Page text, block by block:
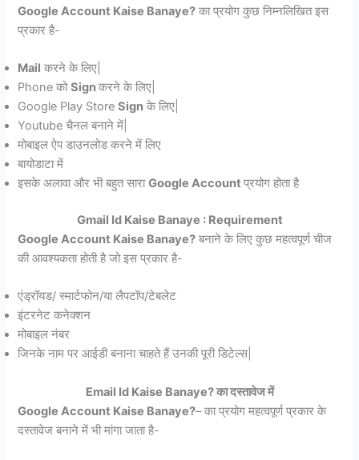
Google Account Kaise Banaye? का प्रयोग कुछ निम्नलिखित इस
प्रकार है-
Mail करने के लिए|
Phone कोSignकरने के लिए|
Google Play StoreSign के लिए|
Youtube चैनल बनाने में|
मोबाइल ऐप डाउनलोड करने में लिए
बायोडाटा में
इसके अलावा और भी बहुत साराGoogle Accountप्रयोग होता है
Gmail Id Kaise Banaye : Requirement
Google Account Kaise Banaye? बनाने के लिए कुछ महत्वपूर्ण चीज
की आवश्यकता होती है जो इस प्रकार है-
एंड्रॉयड/ स्मार्टफोन/या लैपटॉप/टेबलेट
इंटरनेट कनेक्शन
मोबाइल नंबर
जिनके नाम पर आईडी बनाना चाहते हैं उनकी पूरी डिटेल्स|
Email Id Kaise Banaye? का दस्तावेज में
Google Account Kaise Banaye?– का प्रयोग महत्वपूर्ण प्रकार के
दस्तावेज बनाने में भी मांगा जाता है-